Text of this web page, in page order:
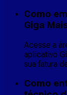
Como
Giga
Acesse a
aplicativo
sua fatura
Como